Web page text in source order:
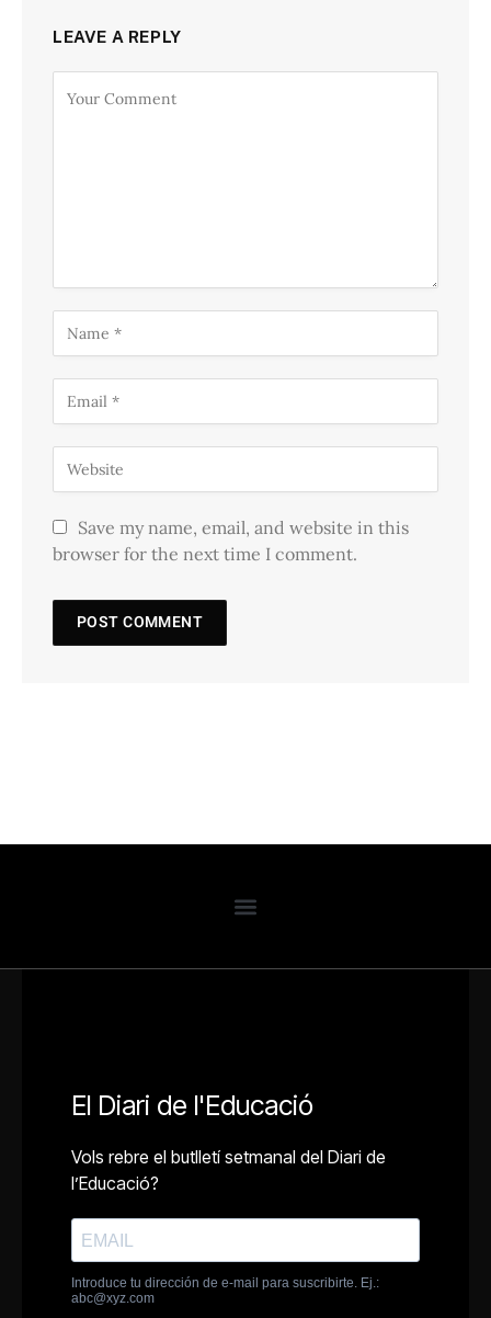
LEAVE A REPLY
Save my name, email, and website in this
browser for the next time I comment.